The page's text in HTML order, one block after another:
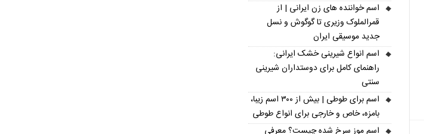
اسم خواننده های زن ایرانی | از
قمرالملوک وزیری تا گوگوش و نسل
جدید موسیقی ایران
اسم انواع شیرینی خشک ایرانی:
راهنمای کامل برای دوستداران شیرینی
سنتی
اسم برای طوطی | بیش از ۳۰۰ اسم زیبا،
بامزه، خاص و خارجی برای انواع طوطی
اسم موز سرخ شده چیست؟ معرفی